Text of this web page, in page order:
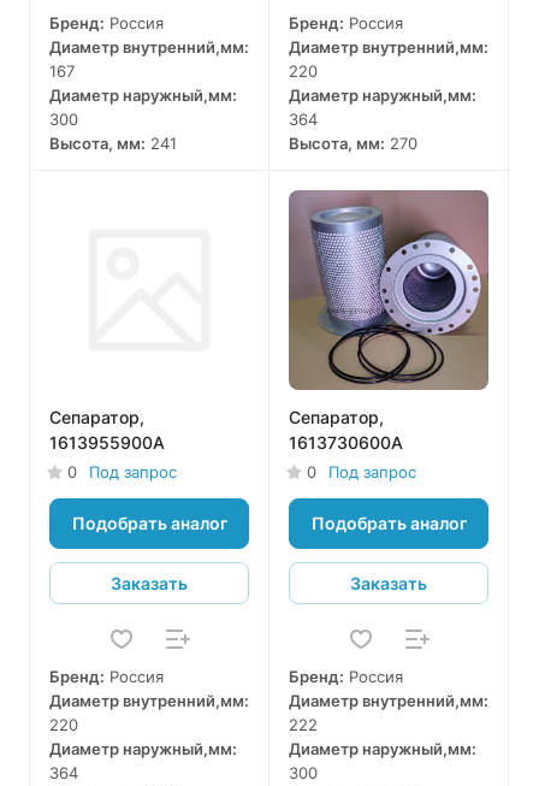
Бренд: Россия
Диаметр внутренний,мм:
167
Диаметр наружный,мм:
300
Высота, мм: 241
Бренд: Россия
Диаметр внутренний,мм:
220
Диаметр наружный,мм:
364
Высота, мм: 270
Сепаратор,
1613955900A
0 Под запрос
Подобрать аналог
Заказать
Бренд: Россия
Диаметр внутренний,мм:
220
Диаметр наружный,мм:
364
Сепаратор,
1613730600A
0 Под запрос
Подобрать аналог
Заказать
Бренд: Россия
Диаметр внутренний,мм:
222
Диаметр наружный,мм:
300